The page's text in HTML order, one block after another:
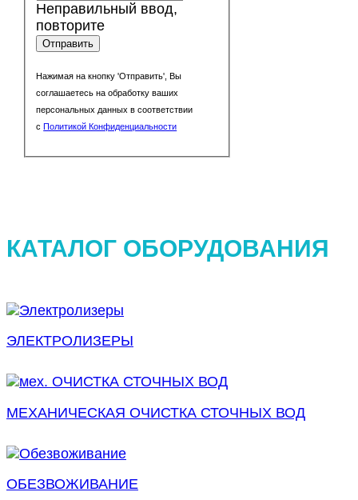
Неправильный ввод,
повторите
Отправить
Нажимая на кнопку 'Отправить', Вы
соглашаетесь на обработку ваших
персональных данных в соответствии
сПолитикой Конфиденциальности
КАТАЛОГ ОБОРУДОВАНИЯ
ЭЛЕКТРОЛИЗЕРЫ
МЕХАНИЧЕСКАЯ ОЧИСТКА СТОЧНЫХ ВОД
ОБЕЗВОЖИВАНИЕ